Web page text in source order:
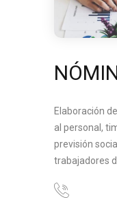
Elaboración
al personal,
previsión
trabajadores